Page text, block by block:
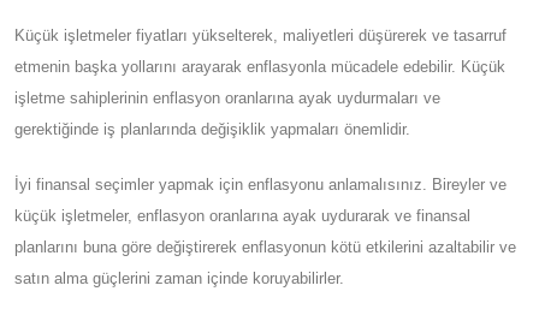
Küçük işletmeler fiyatları yükselterek, maliyetleri düşürerek ve tasarruf
etmenin başka yollarını arayarak enflasyonla mücadele edebilir. Küçük
işletme sahiplerinin enflasyon oranlarına ayak uydurmaları ve
gerektiğinde iş planlarında değişiklik yapmaları önemlidir.
İyi finansal seçimler yapmak için enflasyonu anlamalısınız. Bireyler ve
küçük işletmeler, enflasyon oranlarına ayak uydurarak ve finansal
planlarını buna göre değiştirerek enflasyonun kötü etkilerini azaltabilir ve
satın alma güçlerini zaman içinde koruyabilirler.